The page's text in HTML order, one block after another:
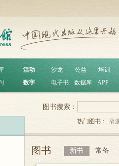
活动 沙龙 公益
培训
数字
电子书 数据库 APP
图书搜索：
热门图书： 辞
图书 新书 常备